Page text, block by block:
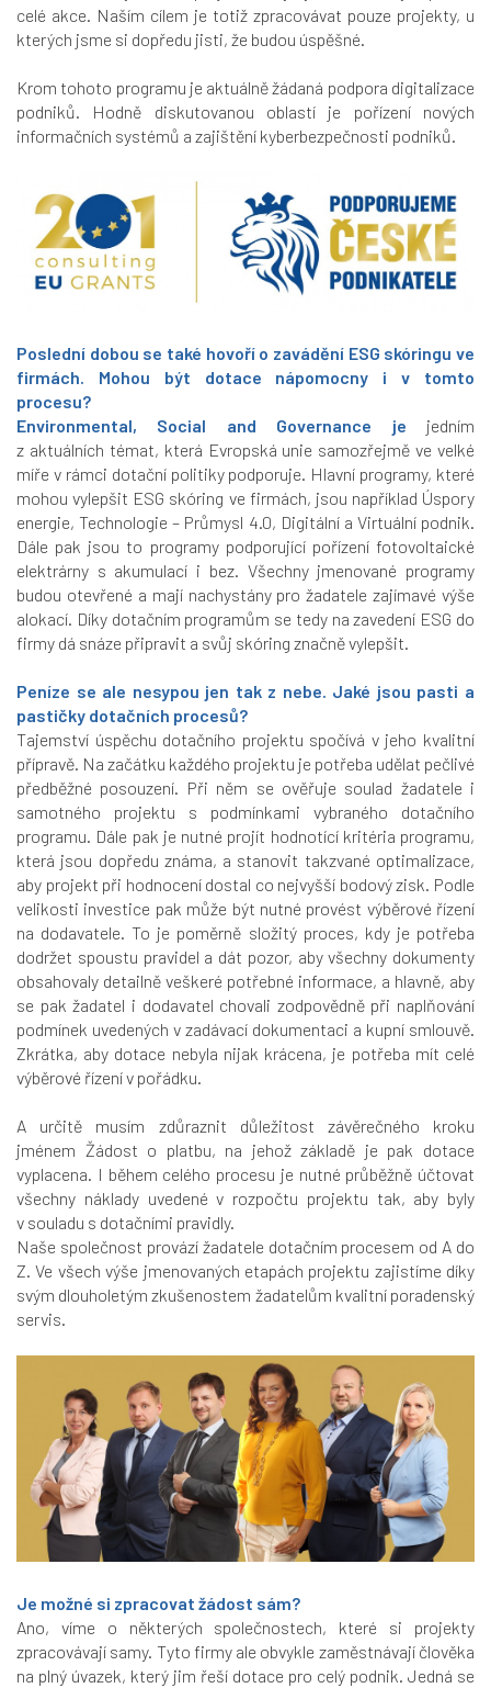
celé akce. Naším cílem je totiž zpracovávat pouze projekty, u
kterých jsme si dopředu jisti, že budou úspěšné.
Krom tohoto programu je aktuálně žádaná podpora digitalizace
podniků. Hodně diskutovanou oblastí je pořízení nových
informačních systémů a zajištění kyberbezpečnosti podniků.
Poslední dobou se také hovoří o zavádění ESG skóringu ve
firmách. Mohou být dotace nápomocny i v tomto
procesu?
Environmental, Social and Governance je jedním
z aktuálních témat, která Evropská unie samozřejmě ve velké
míře v rámci dotační politiky podporuje. Hlavní programy, které
mohou vylepšit ESG skóring ve firmách, jsou například Úspory
energie, Technologie – Průmysl 4.0, Digitální a Virtuální podnik.
Dále pak jsou to programy podporující pořízení fotovoltaické
elektrárny s akumulací i bez. Všechny jmenované programy
budou otevřené a mají nachystány pro žadatele zajímavé výše
alokací. Díky dotačním programům se tedy na zavedení ESG do
firmy dá snáze připravit a svůj skóring značně vylepšit.
Peníze se ale nesypou jen tak z nebe. Jaké jsou pasti a
pastičky dotačních procesů?
Tajemství úspěchu dotačního projektu spočívá v jeho kvalitní
přípravě. Na začátku každého projektu je potřeba udělat pečlivé
předběžné posouzení. Při něm se ověřuje soulad žadatele i
samotného projektu s podmínkami vybraného dotačního
programu. Dále pak je nutné projít hodnotící kritéria programu,
která jsou dopředu známa, a stanovit takzvané optimalizace,
aby projekt při hodnocení dostal co nejvyšší bodový zisk. Podle
velikosti investice pak může být nutné provést výběrové řízení
na dodavatele. To je poměrně složitý proces, kdy je potřeba
dodržet spoustu pravidel a dát pozor, aby všechny dokumenty
obsahovaly detailně veškeré potřebné informace, a hlavně, aby
se pak žadatel i dodavatel chovali zodpovědně při naplňování
podmínek uvedených v zadávací dokumentaci a kupní smlouvě.
Zkrátka, aby dotace nebyla nijak krácena, je potřeba mít celé
výběrové řízení v pořádku.
A určitě musím zdůraznit důležitost závěrečného kroku
jménem Žádost o platbu, na jehož základě je pak dotace
vyplacena. I během celého procesu je nutné průběžně účtovat
všechny náklady uvedené v rozpočtu projektu tak, aby byly
v souladu s dotačními pravidly.
Naše společnost provází žadatele dotačním procesem od A do
Z. Ve všech výše jmenovaných etapách projektu zajistíme díky
svým dlouholetým zkušenostem žadatelům kvalitní poradenský
servis.
Je možné si zpracovat žádost sám?
Ano, víme o některých společnostech, které si projekty
zpracovávají samy. Tyto firmy ale obvykle zaměstnávají člověka
na plný úvazek, který jim řeší dotace pro celý podnik. Jedná se